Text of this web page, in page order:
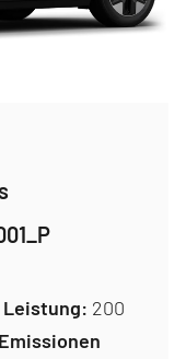
Leistung: 200